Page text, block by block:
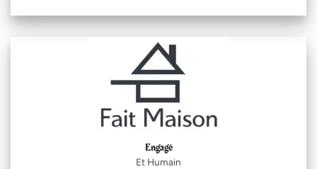
Engagé
Et Humain